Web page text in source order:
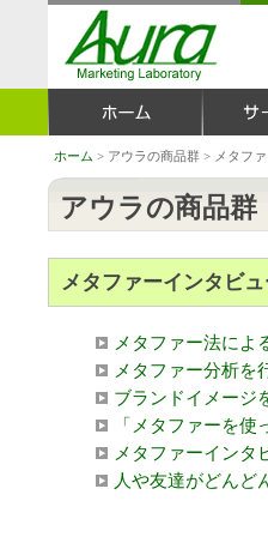
ホーム > アウラの商品群 > メタフ
アウラの商品群
メタファーインタビ
メタファー法によ
メタファー分析を
ブランドイメージ
「メタファーを
メタファーインタ
人や友達がどんど